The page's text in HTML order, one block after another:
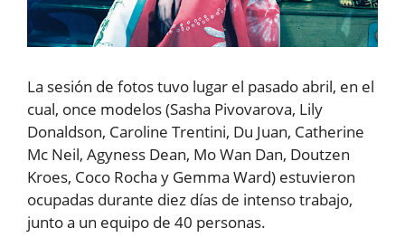
La sesión de fotos tuvo lugar el pasado abril, en el
cual, once modelos (Sasha Pivovarova, Lily
Donaldson, Caroline Trentini, Du Juan, Catherine
Mc Neil, Agyness Dean, Mo Wan Dan, Doutzen
Kroes, Coco Rocha y Gemma Ward) estuvieron
ocupadas durante diez días de intenso trabajo,
junto a un equipo de 40 personas.